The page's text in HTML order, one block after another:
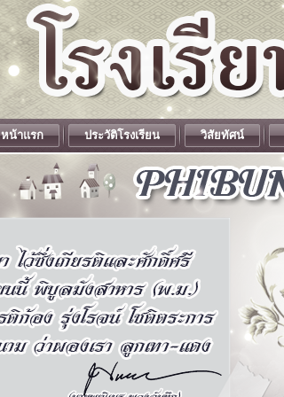
หน้าแรก ประวัติโรงเรียน วิสัยทัศน์